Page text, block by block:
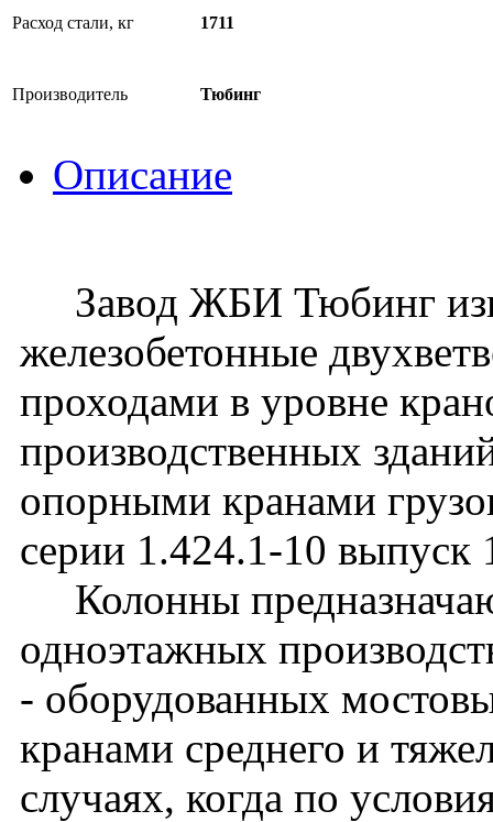
Расход стали, кг 1711
Производитель Тюбинг
Описание
Завод ЖБИ Тюбинг
железобетонные
проходами в уровне
производственных
опорными кранами
серии 1.424.1-10 выпуск
Колонны
одноэтажных
- оборудованных
кранами среднего и
случаях, когда по